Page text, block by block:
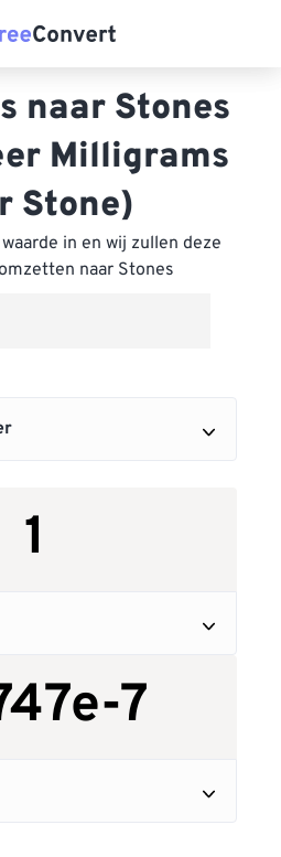
naar Stones
Milligrams
Stone)
in en wij zullen deze
naar Stones